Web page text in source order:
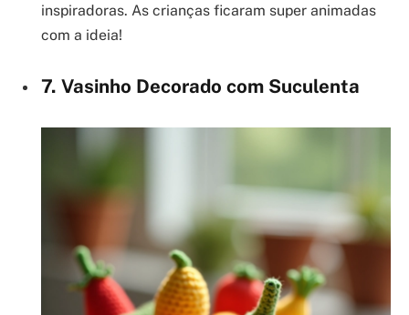
inspiradoras. As crianças ficaram super animadas
com a ideia!
7. Vasinho Decorado com Suculenta